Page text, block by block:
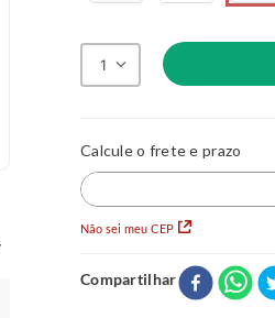
1
Não sei meu CEP
Compartilhar